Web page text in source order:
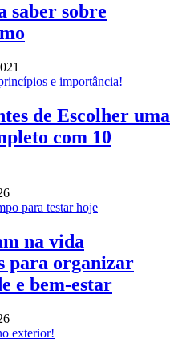
saber sobre
de Escolher uma
com 10
na vida
para organizar
e bem-estar